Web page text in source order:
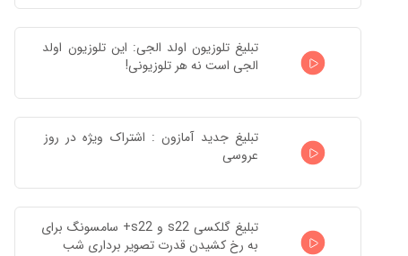
تبلیغ تلوزیون اولد الجی: این تلوزیون اولد
الجی است نه هر تلوزیونی!
تبلیغ جدید آمازون : اشتراک ویژه در روز
عروسی
تبلیغ گلکسی s22 و s22+ سامسونگ برای
به رخ کشیدن قدرت تصویر برداری شب